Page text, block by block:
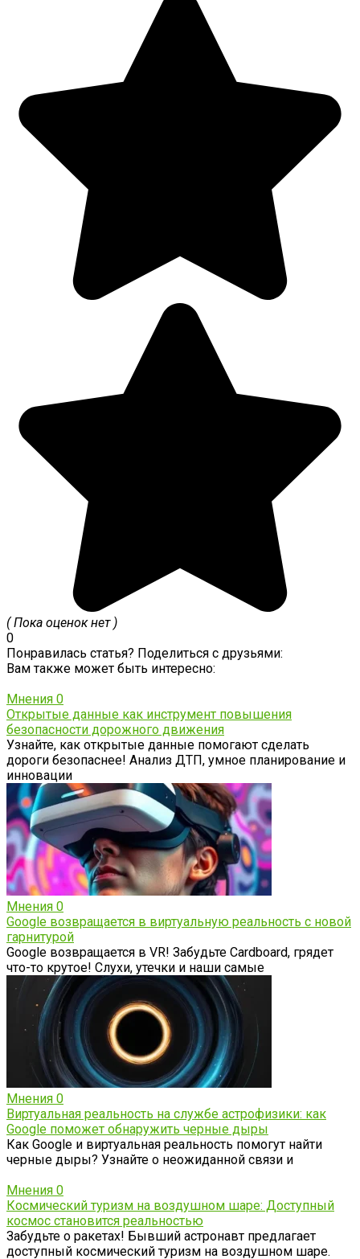
( Пока оценок нет )
0
Понравилась статья? Поделиться с друзьями:
Вам также может быть интересно:
Мнения 0
Открытые данные как инструмент повышения
безопасности дорожного движения
Узнайте, как открытые данные помогают сделать
дороги безопаснее! Анализ ДТП, умное планирование и
инновации
Мнения 0
Google возвращается в виртуальную реальность с новой
гарнитурой
Google возвращается в VR! Забудьте Cardboard, грядет
что-то крутое! Слухи, утечки и наши самые
Мнения 0
Виртуальная реальность на службе астрофизики: как
Google поможет обнаружить черные дыры
Как Google и виртуальная реальность помогут найти
черные дыры? Узнайте о неожиданной связи и
Мнения 0
Космический туризм на воздушном шаре: Доступный
космос становится реальностью
Забудьте о ракетах! Бывший астронавт предлагает
доступный космический туризм на воздушном шаре.